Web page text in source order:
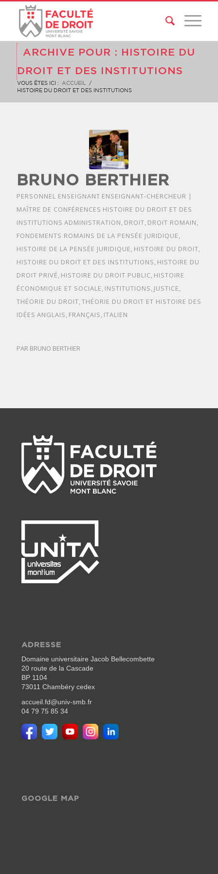
ARCHIVE POUR : HISTOIRE DU
DROIT ET DES INSTITUTIONS
VOUS ÊTES ICI : ACCUEIL
/
HISTOIRE DU DROIT ET DES INSTITUTIONS
BRUNO BERTHIER
PERSONNEL ENSEIGNANT ENSEIGNANT-CHERCHEUR |
MAÎTRE DE CONFÉRENCES HISTOIRE DU DROIT ET DES
INSTITUTIONS ADMINISTRATION, DROIT, DROIT ROMAIN,
FONDEMENTS ROMAINS DE LA PENSÉE JURIDIQUE,
HISTOIRE DE LA PENSÉE JURIDIQUE, HISTOIRE DU DROIT,
HISTOIRE DU DROIT ET DES INSTITUTIONS, HISTOIRE DU
DROIT PRIVÉ, HISTOIRE DU DROIT PUBLIC, HISTOIRE
ÉCONOMIQUE ET SOCIALE, INSTITUTIONS, JUSTICE,
THÉORIE DU DROIT,THÉORIE DU DROIT ET HISTOIRE DES
IDÉES ANGLAIS, FRANÇAIS, ITALIEN
PAR BRUNO BERTHIER
ADRESSE
Domaine universitaire Jacob Bellecombette
20 route de la Cascade
BP 1104
73011 Chambéry cedex
accueil.fd@univ-smb.fr
04 79 75 85 34
GOOGLE MAP